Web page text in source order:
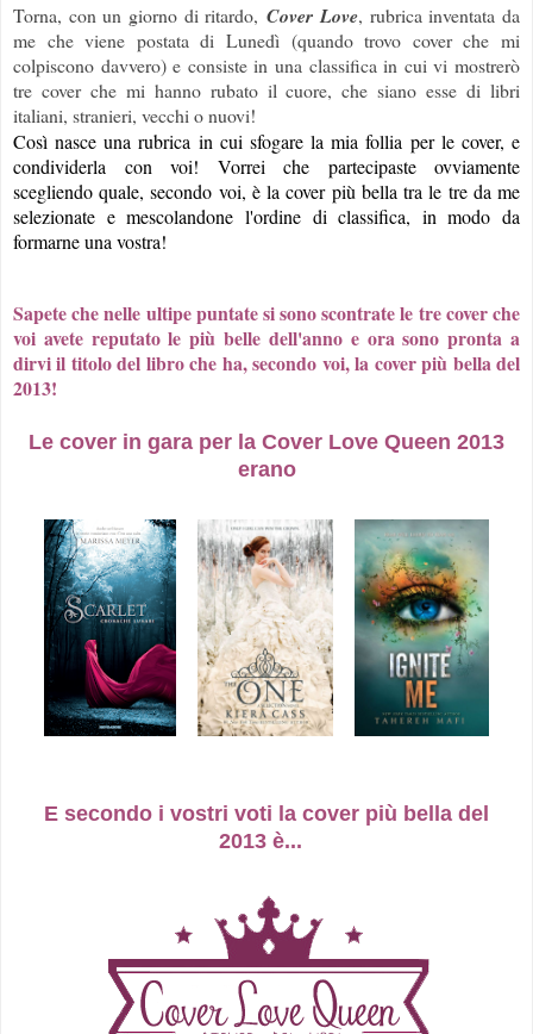
Torna, con un giorno di ritardo,Cover Love, rubrica inventata da
me che viene postata di Lunedì (quando trovo cover che mi
colpiscono davvero) e consiste in una classifica in cui vi mostrerò
tre cover che mi hanno rubato il cuore, che siano esse di libri
italiani, stranieri, vecchi o nuovi!
Così nasce una rubrica in cui sfogare la mia follia per le cover, e
condividerla con voi! Vorrei che partecipaste ovviamente
scegliendo quale, secondo voi, è la cover più bella tra le tre da me
selezionate e mescolandone l'ordine di classifica, in modo da
formarne una vostra!
Sapete che nelle ultipe puntate si sono scontrate le tre cover che
voi avete reputato le più belle dell'anno e ora sono pronta a
dirvi il titolo del libro che ha, secondo voi, la cover più bella del
2013!
Le cover in gara per la Cover Love Queen 2013
erano
E secondo i vostri voti la cover più bella del
2013 è...